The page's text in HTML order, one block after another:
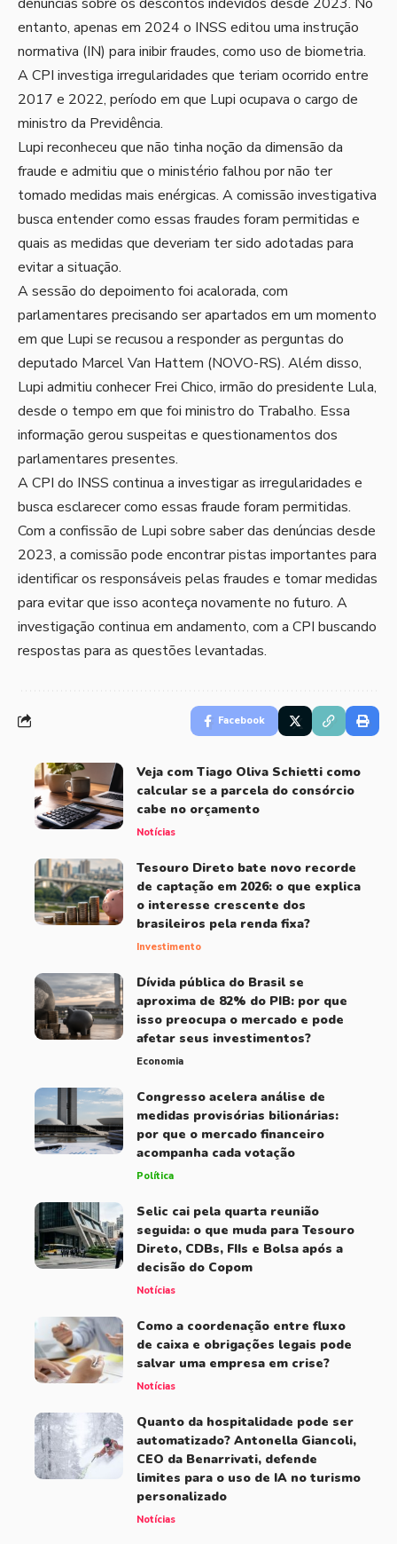
entanto, apenas em 2024 o INSS editou uma instrução
normativa (IN) para inibir fraudes, como uso de biometria.
A CPI investiga irregularidades que teriam ocorrido entre
2017 e 2022, período em que Lupi ocupava o cargo de
ministro da Previdência.
Lupi reconheceu que não tinha noção da dimensão da
fraude e admitiu que o ministério falhou por não ter
tomado medidas mais enérgicas. A comissão investigativa
busca entender como essas fraudes foram permitidas e
quais as medidas que deveriam ter sido adotadas para
evitar a situação.
A sessão do depoimento foi acalorada, com
parlamentares precisando ser apartados em um momento
em que Lupi se recusou a responder as perguntas do
deputado Marcel Van Hattem (NOVO-RS). Além disso,
Lupi admitiu conhecer Frei Chico, irmão do presidente Lula,
desde o tempo em que foi ministro do Trabalho. Essa
informação gerou suspeitas e questionamentos dos
parlamentares presentes.
A CPI do INSS continua a investigar as irregularidades e
busca esclarecer como essas fraude foram permitidas.
Com a confissão de Lupi sobre saber das denúncias desde
2023, a comissão pode encontrar pistas importantes para
identificar os responsáveis pelas fraudes e tomar medidas
para evitar que isso aconteça novamente no futuro. A
investigação continua em andamento, com a CPI buscando
respostas para as questões levantadas.
Facebook
Veja com Tiago Oliva Schietti como
calcular se a parcela do consórcio
cabe no orçamento
Notícias
Tesouro Direto bate novo recorde
de captação em 2026: o que explica
o interesse crescente dos
brasileiros pela renda fixa?
Investimento
Dívida pública do Brasil se
aproxima de 82% do PIB: por que
isso preocupa o mercado e pode
afetar seus investimentos?
Economia
Congresso acelera análise de
medidas provisórias bilionárias:
por que o mercado financeiro
acompanha cada votação
Política
Selic cai pela quarta reunião
seguida: o que muda para Tesouro
Direto, CDBs, FIIs e Bolsa após a
decisão do Copom
Notícias
Como a coordenação entre fluxo
de caixa e obrigações legais pode
salvar uma empresa em crise?
Notícias
Quanto da hospitalidade pode ser
automatizado? Antonella Giancoli,
CEO da Benarrivati, defende
limites para o uso de IA no turismo
personalizado
Notícias